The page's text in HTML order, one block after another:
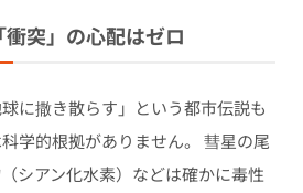
衝突」の心配はゼロ
に撒き散らす」という都市伝説も
学的根拠がありません。 彗星の尾
シアン化水素）などは確かに毒性